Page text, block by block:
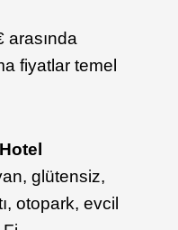
arasında
fiyatlar temel
glütensiz,
otopark, evcil